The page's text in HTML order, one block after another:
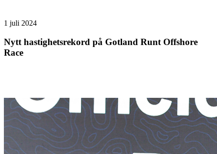
1 juli 2024
Nytt hastighetsrekord på Gotland Runt Offshore
Race